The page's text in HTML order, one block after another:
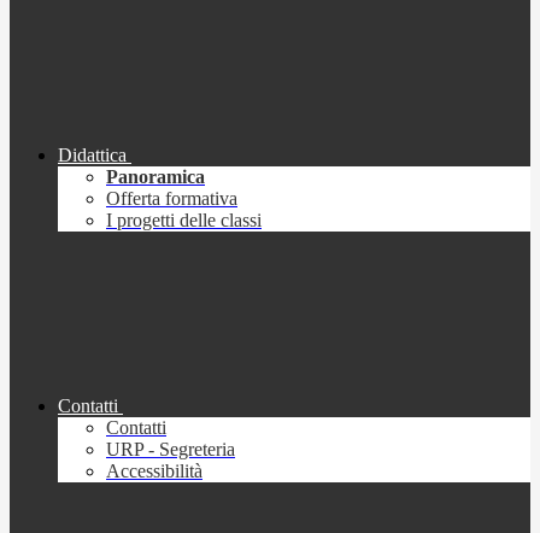
Didattica
Panoramica
Offerta formativa
I progetti delle classi
Contatti
Contatti
URP - Segreteria
Accessibilità